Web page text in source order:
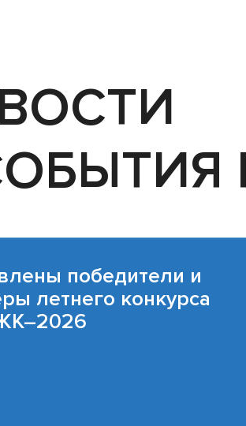
победители и
летнего конкурса